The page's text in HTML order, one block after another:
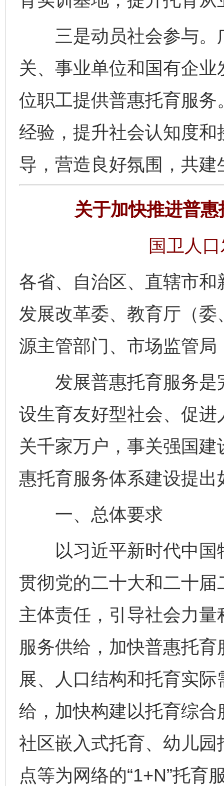
三是动员社会参与。
关、事业单位和国有企
位职工提供普惠托育服
经验，提升社会认知度
导，营造良好氛围，共
关于加快推进普
国卫人
各省、自治区、直辖市
发展改革委、教育厅（
源主管部门、市场监管
发展普惠托育服务是
设生育友好型社会、促
关千家万户，事关强国
惠托育服务体系建设提出
一、总体要求
以习近平新时代中国
贯彻党的二十大和二十
主体责任，引导社会力
服务供给，加快普惠托
展、人口结构和托育实
给，加快构建以托育综
社区嵌入式托育、幼儿
点等为网络的“1+N”托育